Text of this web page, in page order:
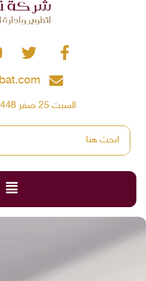
السبت 25 صفر 1448 / 8-8-2026